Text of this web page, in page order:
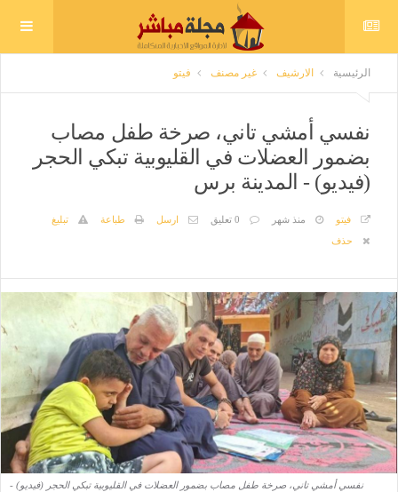
الرئيسية الارشيف غير مصنف فيتو
نفسي أمشي تاني، صرخة طفل مصاب
بضمور العضلات في القليوبية تبكي الحجر
(فيديو) - المدينة برس
فيتو منذ شهر 0 تعليق ارسل طباعة
تبليغ
حذف
نفسي أمشي تاني، صرخة طفل مصاب بضمور العضلات في القليوبية تبكي الحجر (فيديو) -